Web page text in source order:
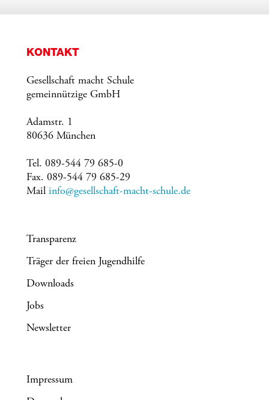
KONTAKT
Gesellschaft macht Schule
gemeinnützige GmbH
Adamstr. 1
80636 München
Tel. 089-544 79 685-0
Fax. 089-544 79 685-29
Mail info@gesellschaft-macht-schule.de
Transparenz
Träger der freien Jugendhilfe
Downloads
Jobs
Newsletter
Impressum